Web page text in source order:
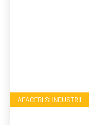
AFACERI SI INDUSTRII